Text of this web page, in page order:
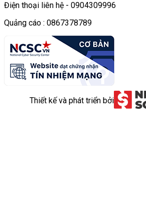
Điện thoại liên hệ - 0904309996
Quảng cáo : 0867378789
Thiết kế và phát triển bởi